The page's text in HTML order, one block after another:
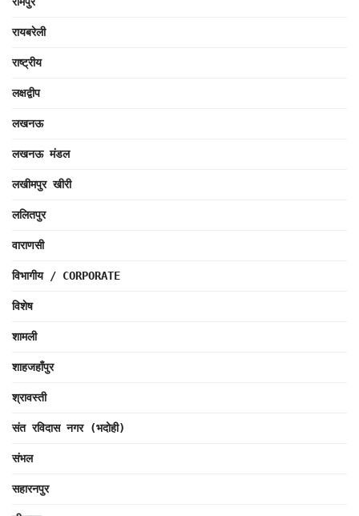
रायबरेली
राष्ट्रीय
लक्षद्वीप
लखनऊ
लखनऊ मंडल
लखीमपुर खीरी
ललितपुर
वाराणसी
विभागीय / CORPORATE
विशेष
शामली
शाहजहाँपुर
श्रावस्ती
संत रविदास नगर (भदोही)
संभल
सहारनपुर